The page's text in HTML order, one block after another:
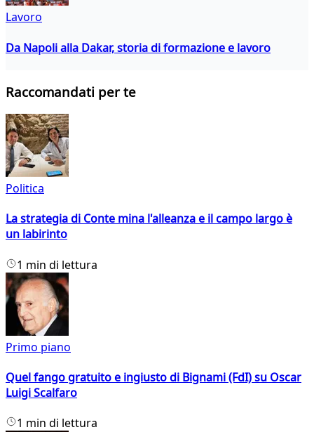
Lavoro
Da Napoli alla Dakar, storia di formazione e lavoro
Raccomandati per te
Politica
La strategia di Conte mina l'alleanza e il campo largo è
un labirinto
1 min di lettura
Primo piano
Quel fango gratuito e ingiusto di Bignami (FdI) su Oscar
Luigi Scalfaro
1 min di lettura